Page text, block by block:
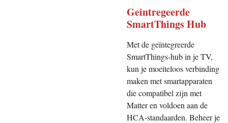
Geintregeerde
SmartThings Hub
Met de geïntegreerde
SmartThings-hub in je TV,
kun je moeiteloos verbinding
maken met smartapparaten
die compatibel zijn met
Matter en voldoen aan de
HCA-standaarden. Beheer je